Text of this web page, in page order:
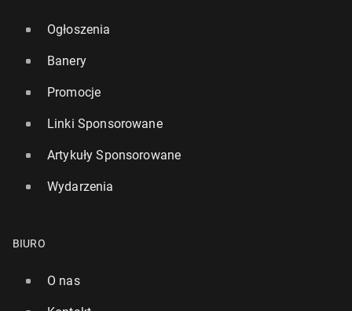
Ogłoszenia
Banery
Promocje
Linki Sponsorowane
Artykuły Sponsorowane
Wydarzenia
BIURO
O nas